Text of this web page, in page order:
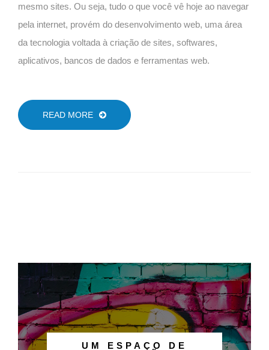
mesmo sites. Ou seja, tudo o que você vê hoje ao navegar
pela internet, provém do desenvolvimento web, uma área
da tecnologia voltada à criação de sites, softwares,
aplicativos, bancos de dados e ferramentas web.
READ MORE
UM ESPAÇO DE